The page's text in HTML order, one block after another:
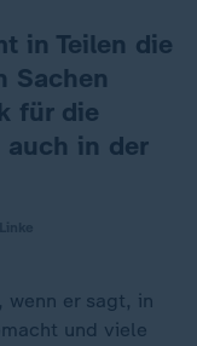
in Teilen die
Sachen
für die
auch in der
wenn er sagt, in
und viele